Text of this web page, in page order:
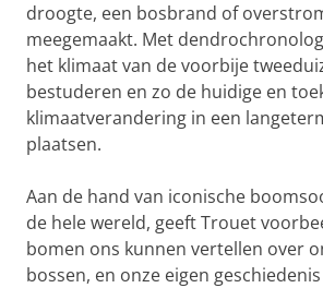
droogte, een bosbrand of
meegemaakt. Met
het klimaat van de voorbije
bestuderen en zo de huidige en
klimaatverandering in een
plaatsen.
Aan de hand van iconische
de hele wereld, geeft Trouet
bomen ons kunnen vertellen over
bossen, en onze eigen